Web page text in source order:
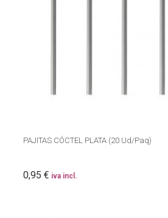
PAJITAS CÓCTEL PLATA (20 Ud/Paq)
0,95 € iva incl.